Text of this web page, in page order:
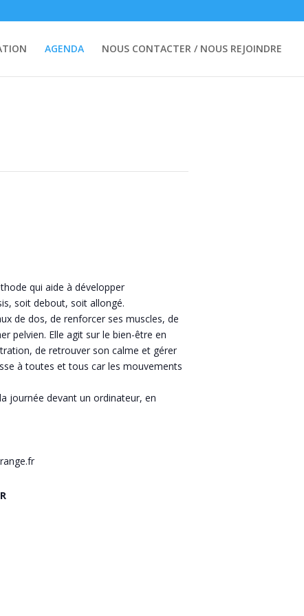
AGENDA NOUS CONTACTER / NOUS REJOINDRE
qui aide à développer
soit debout, soit allongé.
de dos, de renforcer ses muscles, de
pelvien. Elle agit sur le bien-être en
de retrouver son calme et gérer
à toutes et tous car les mouvements
journée devant un ordinateur, en